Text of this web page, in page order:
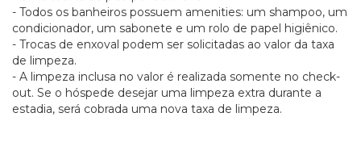
- Todos os banheiros possuem amenities: um shampoo, um
condicionador, um sabonete e um rolo de papel higiênico.
- Trocas de enxoval podem ser solicitadas ao valor da taxa
de limpeza.
- A limpeza inclusa no valor é realizada somente no check-
out. Se o hóspede desejar uma limpeza extra durante a
estadia, será cobrada uma nova taxa de limpeza.